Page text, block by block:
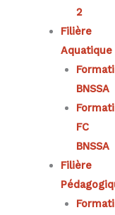
2
Filière
Aquatique
BNSSA
FC
BNSSA
Filière